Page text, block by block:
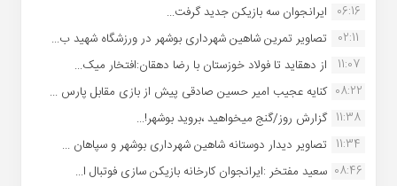
06:16 ایرانجوان سه بازیکن جدید گرفت...
02:11
تصاویر تمرین شاهین شهردارى بوشهر در ورزشگاه شهید ب...
11:07
از دهقاید تا فولاد خوزستان با رضا دهقان:افتخار میک...
08:22 کنایه عجیب امیر حسین صادقی پیش از بازی مقابل پارس ...
11:38 گزارش روز/گنج میخواهید ،بروید بوشهر!...
11:34 تصاویر دیدار دوستانه شاهین شهردارى بوشهر و سپاهان ...
08:46 سعید مفتخر :ایرانجوان کارخانه بازیکن سازی فوتبال ا...